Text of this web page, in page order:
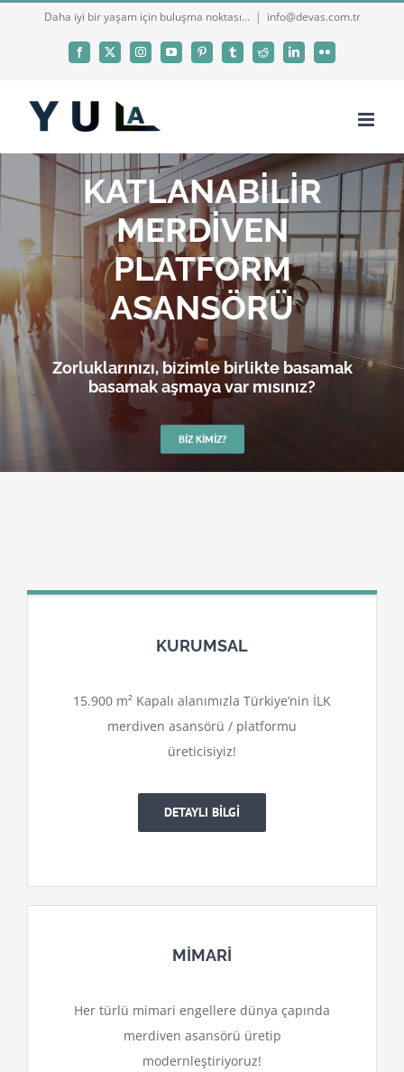
Daha iyi bir yaşam için buluşma noktası... | info@devas.com.tr
Facebook
X InstagramYouTubePinterestTumblrReddit LinkedInFlickr
KATLANABİLİR
MERDİVEN
PLATFORM
ASANSÖRÜ
Zorluklarınızı, bizimle birlikte basamak
basamak aşmaya var mısınız?
BIZ KIMIZ?
KURUMSAL
15.900 m² Kapalı alanımızla Türkiye’nin İLK
merdiven asansörü / platformu
üreticisiyiz!
DETAYLI BİLGİ
MİMARİ
Her türlü mimari engellere dünya çapında
merdiven asansörü üretip
modernleştiriyoruz!